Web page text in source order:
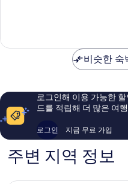
&
Bishkek
최
이
후
기
비슷한 숙
로그인해 이용 가능한
드를 적립해 더 많은 여
로그인 지금 무료 가입
주변 지역 정보